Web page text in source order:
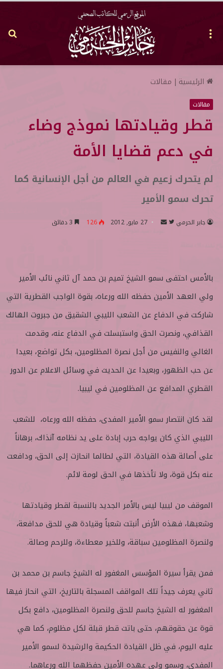
الرئيسية | مقالات
مقالات
قطر وقيادتها نموذج وضاء
في دعم قضايا الأمة
لم يتحرك زعيم في العالم من أجل الإنسانية كما
تحرك سمو الأمير
جابر الحرمي
ت
ل
ى
و
ي
ر
ر
ي
ا
ك
و
ا
27 مايو, 2012 126
بالأمس احتفى سمو الشيخ تميم بن حمد آل ثاني نائب الأمير
ولي العهد الأمين حفظه الله ورعاه، بقوة الواجب القطرية التي
شاركت في الدفاع عن الشعب الليبي الشقيق من جبروت الهالك
القذافي، ونصرت الحق واستبسلت في الدفاع عنه، وقدمت
الغالي والنفيس من أجل نصرة المظلومين، بكل تواضع، بعيدا
عن حب الظهور، وبعيدا عن الحديث في وسائل الاعلام عن الدور
القطري المدافع عن المظلومين في ليبيا.
لقد كان انتصار سمو الأمير المفدى، حفظه الله ورعاه، للشعب
الليبي الذي كان يواجه حرب إبادة على يد نظامه آنذاك، برهاناً
على أصالة هذه القيادة، التي لطالما انحازت إلى الحق، ودافعت
عنه بكل قوة، ولا تأخذها في الحق لومة لائم.
الموقف من ليبيا ليس بالأمر الجديد بالنسبة لقطر وقيادتها
وشعبها، فهذه الأرض أنبتت شعباً وقيادة هي للحق مدافعة،
ولنصرة المظلومين سباقة، وللخير معطاءة، وللرحم وصالة.
فمن يقرأ سيرة المؤسس المغفور له الشيخ جاسم بن محمد بن
ثاني يعرف جيداً تلك المواقف المسجلة بالتاريخ، التي انحاز فيها
المغفور له الشيخ جاسم للحق ولنصرة المظلومين، دافع بكل
قوة عن حقوقهم، حتى باتت قطر قبلة لكل مظلوم، كما هي
عليه اليوم، في ظل القيادة الحكيمة والرشيدة لسمو الأمير
المفدى، وسمو ولي عهده الأمين حفظهما الله ورعاهما.